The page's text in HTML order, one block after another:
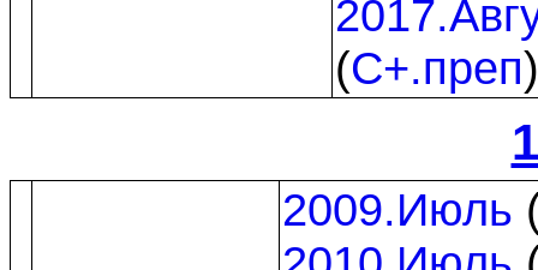
(C+.преп)
2009.Июль